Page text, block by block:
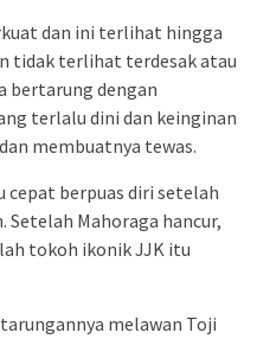
dan ini terlihat hingga
tidak terlihat terdesak atau
bertarung dengan
terlalu dini dan keinginan
membuatnya tewas.
cepat berpuas diri setelah
Mahoraga hancur,
tokoh ikonik JJK itu
melawan Toji